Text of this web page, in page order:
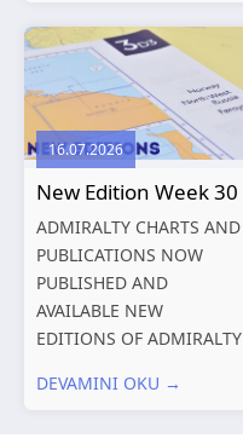
Charts published 06
August 2026 Chart Title,
limits and other remarks
1602 China – Chang...
16.07.2026
New Edition Week 30
ADMIRALTY CHARTS AND
PUBLICATIONS NOW
PUBLISHED AND
AVAILABLE NEW
EDITIONS OF ADMIRALTY
PUBLICATIONS New
DEVAMINI OKU →